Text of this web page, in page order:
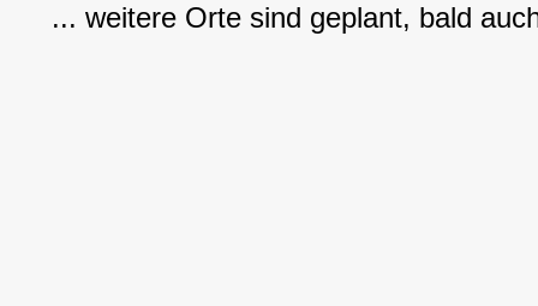
... weitere Orte sind geplant, bald